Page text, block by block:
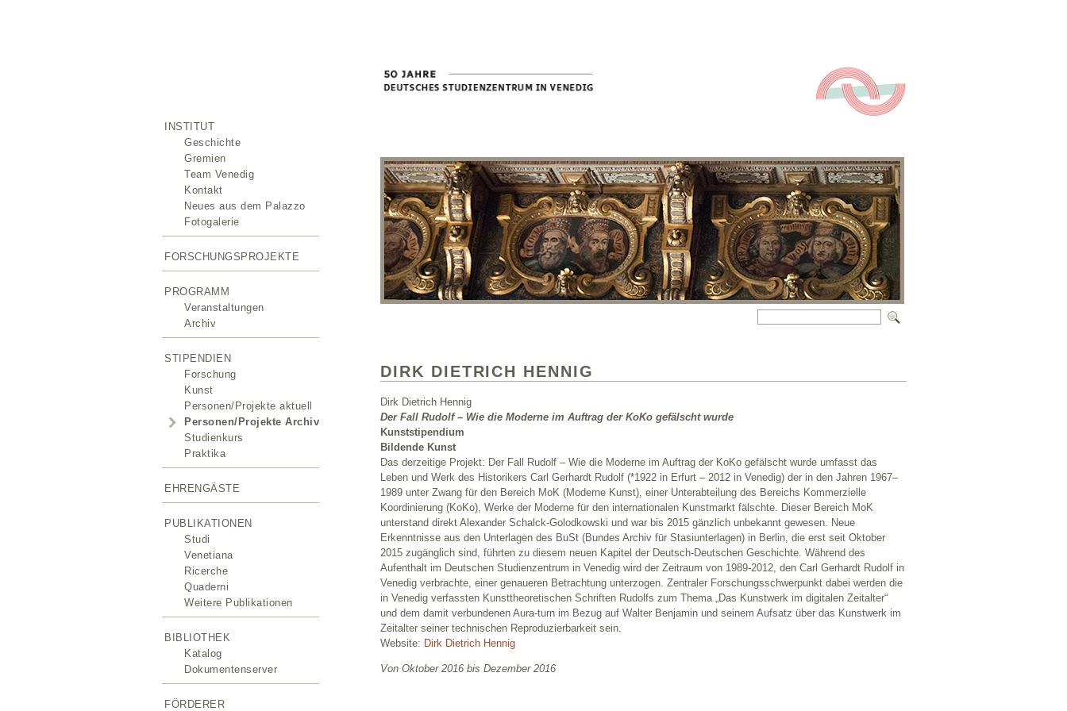
INSTITUT
Geschichte
Gremien
Team Venedig
Kontakt
Neues aus dem Palazzo
Fotogalerie
FORSCHUNGSPROJEKTE
PROGRAMM
Veranstaltungen
Archiv
STIPENDIEN
Forschung
Kunst
Personen/Projekte aktuell
Personen/Projekte Archiv
Studienkurs
Praktika
EHRENGÄSTE
PUBLIKATIONEN
Studi
Venetiana
Ricerche
Quaderni
Weitere Publikationen
BIBLIOTHEK
Katalog
Dokumentenserver
FÖRDERER
DIRK DIETRICH HENNIG
Dirk Dietrich Hennig
Der Fall Rudolf – Wie die Moderne im Auftrag der KoKo gefälscht wurde
Kunststipendium
Bildende Kunst
Das derzeitige Projekt: Der Fall Rudolf – Wie die Moderne im Auftrag der KoKo gefälscht wurde umfasst das
Leben und Werk des Historikers Carl Gerhardt Rudolf (*1922 in Erfurt – 2012 in Venedig) der in den Jahren 1967–
1989 unter Zwang für den Bereich MoK (Moderne Kunst), einer Unterabteilung des Bereichs Kommerzielle
Koordinierung (KoKo), Werke der Moderne für den internationalen Kunstmarkt fälschte. Dieser Bereich MoK
unterstand direkt Alexander Schalck-Golodkowski und war bis 2015 gänzlich unbekannt gewesen. Neue
Erkenntnisse aus den Unterlagen des BuSt (Bundes Archiv für Stasiunterlagen) in Berlin, die erst seit Oktober
2015 zugänglich sind, führten zu diesem neuen Kapitel der Deutsch-Deutschen Geschichte. Während des
Aufenthalt im Deutschen Studienzentrum in Venedig wird der Zeitraum von 1989-2012, den Carl Gerhardt Rudolf in
Venedig verbrachte, einer genaueren Betrachtung unterzogen. Zentraler Forschungsschwerpunkt dabei werden die
in Venedig verfassten Kunsttheoretischen Schriften Rudolfs zum Thema „Das Kunstwerk im digitalen Zeitalter“
und dem damit verbundenen Aura-turn im Bezug auf Walter Benjamin und seinem Aufsatz über das Kunstwerk im
Zeitalter seiner technischen Reproduzierbarkeit sein.
Website: Dirk Dietrich Hennig
Von Oktober 2016 bis Dezember 2016